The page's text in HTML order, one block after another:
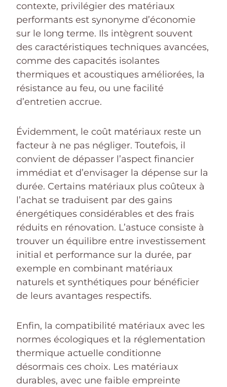
contexte, privilégier des matériaux
performants est synonyme d’économie
sur le long terme. Ils intègrent souvent
des caractéristiques techniques avancées,
comme des capacités isolantes
thermiques et acoustiques améliorées, la
résistance au feu, ou une facilité
d’entretien accrue.
Évidemment, le coût matériaux reste un
facteur à ne pas négliger. Toutefois, il
convient de dépasser l’aspect financier
immédiat et d’envisager la dépense sur la
durée. Certains matériaux plus coûteux à
l’achat se traduisent par des gains
énergétiques considérables et des frais
réduits en rénovation. L’astuce consiste à
trouver un équilibre entre investissement
initial et performance sur la durée, par
exemple en combinant matériaux
naturels et synthétiques pour bénéficier
de leurs avantages respectifs.
Enfin, la compatibilité matériaux avec les
normes écologiques et la réglementation
thermique actuelle conditionne
désormais ces choix. Les matériaux
durables, avec une faible empreinte